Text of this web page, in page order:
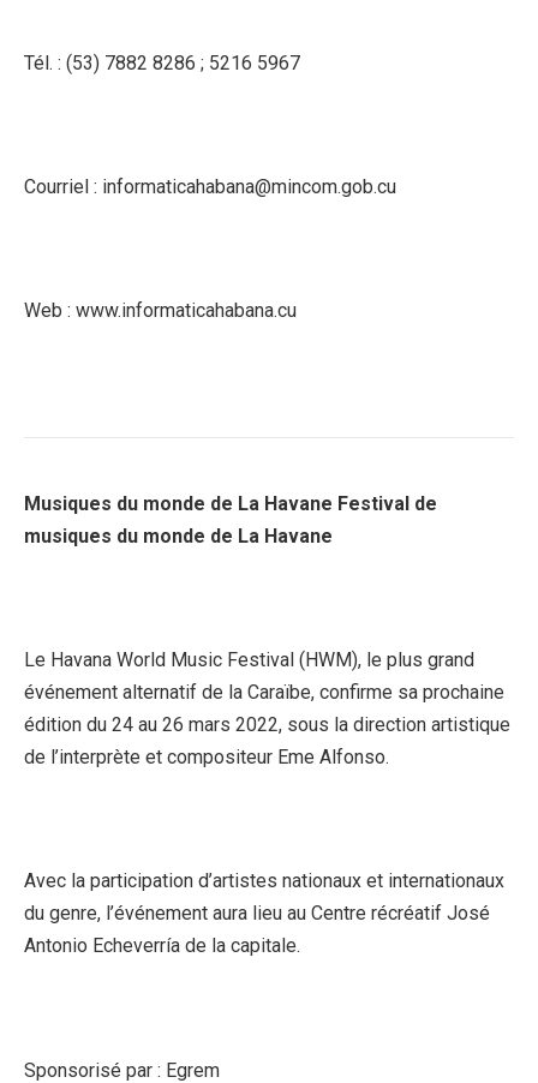
Tél. : (53) 7882 8286 ; 5216 5967
Courriel : informaticahabana@mincom.gob.cu
Web : www.informaticahabana.cu
Musiques du monde de La Havane Festival de
musiques du monde de La Havane
Le Havana World Music Festival (HWM), le plus grand
événement alternatif de la Caraïbe, confirme sa prochaine
édition du 24 au 26 mars 2022, sous la direction artistique
de l’interprète et compositeur Eme Alfonso.
Avec la participation d’artistes nationaux et internationaux
du genre, l’événement aura lieu au Centre récréatif José
Antonio Echeverría de la capitale.
Sponsorisé par : Egrem